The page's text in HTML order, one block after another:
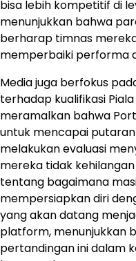
bisa lebih kompetitif di
menunjukkan bahwa
berharap timnas
memperbaiki performa
Media juga berfokus
terhadap kualifikasi
meramalkan bahwa
untuk mencapai
melakukan evaluasi
mereka tidak
tentang bagaimana
mempersiapkan diri
yang akan datang
platform, menunjukkan
pertandingan ini dalam